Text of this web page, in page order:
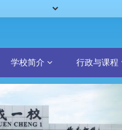
学校简介 行政与课程